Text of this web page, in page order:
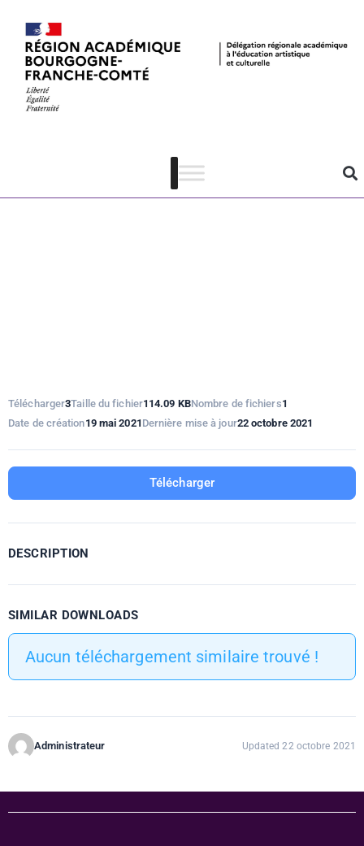
annuaire
référents
culture 2020-
Télécharger3Taille du fichier114.09 KBNombre de fichiers1
Date de création19 mai 2021 Dernière mise à jour22 octobre 2021
Télécharger
DESCRIPTION
SIMILAR DOWNLOADS
Aucun téléchargement similaire trouvé !
Administrateur Updated 22 octobre 2021